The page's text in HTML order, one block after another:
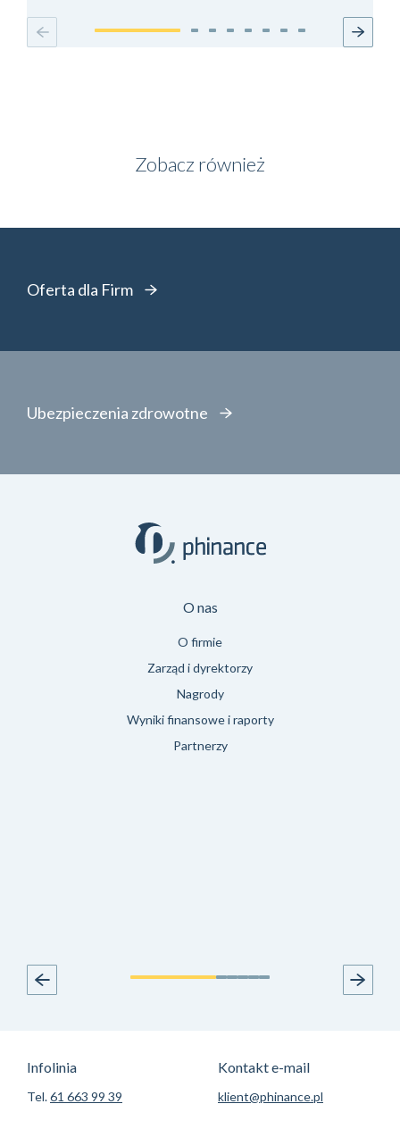
Zobacz również
Oferta dla Firm
Ubezpieczenia zdrowotne
O nas
O firmie
Zarząd i dyrektorzy
Nagrody
Wyniki finansowe i raporty
Partnerzy
Infolinia
Tel.61 663 99 39
Kontakt e-mail
klient@phinance.pl